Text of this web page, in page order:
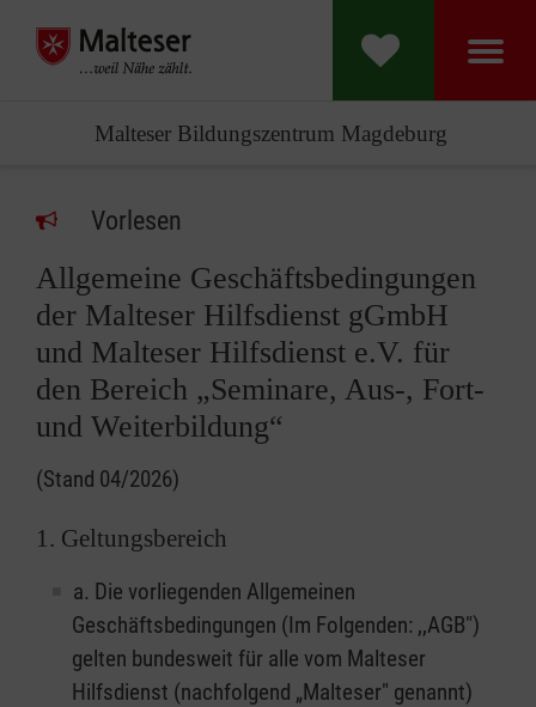
Malteser Bildungszentrum Magdeburg
Vorlesen
Allgemeine Geschäftsbedingungen
der Malteser Hilfsdienst gGmbH
und Malteser Hilfsdienst e.V. für
den Bereich „Seminare, Aus-, Fort-
und Weiterbildung“
(Stand 04/2026)
1. Geltungsbereich
a. Die vorliegenden Allgemeinen
Geschäftsbedingungen (Im Folgenden: ,,AGB")
gelten bundesweit für alle vom Malteser
Hilfsdienst (nachfolgend „Malteser" genannt)